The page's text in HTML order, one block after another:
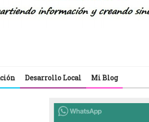
Desarrollo Local Mi Blog